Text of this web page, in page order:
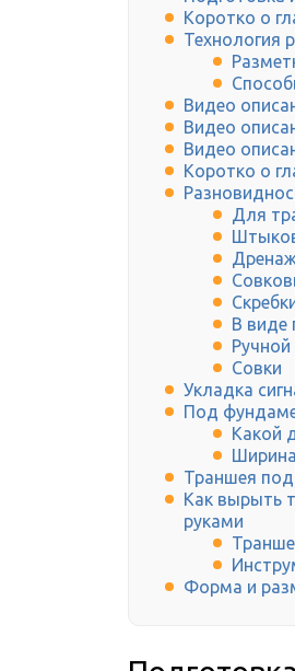
Коротко о
Технология
Видео
Видео
Видео
Коротко о
Для
В виде
Ручной
Совки
Укладка
Под
Какой
Траншея
Как вырыть
руками
Форма и